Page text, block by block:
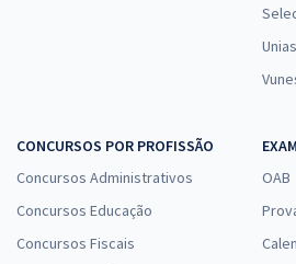
CONCURSOS POR PROFISSÃO
Concursos Administrativos
Concursos Educação
Concursos Fiscais
OAB